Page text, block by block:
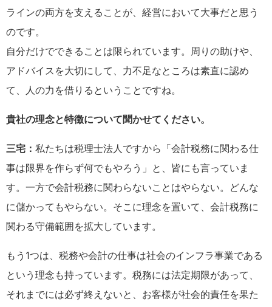
ラインの両方を支えることが、経営において大事だと思う
のです。
自分だけでできることは限られています。周りの助けや、
アドバイスを大切にして、力不足なところは素直に認め
て、人の力を借りるということですね。
貴社の理念と特徴について聞かせてください。
三宅： 私たちは税理士法人ですから「会計税務に関わる仕
事は限界を作らず何でもやろう」と、皆にも言っていま
す。一方で会計税務に関わらないことはやらない。どんな
に儲かってもやらない。そこに理念を置いて、会計税務に
関わる守備範囲を拡大しています。
もう1つは、税務や会計の仕事は社会のインフラ事業である
という理念も持っています。税務には法定期限があって、
それまでには必ず終えないと、お客様が社会的責任を果た